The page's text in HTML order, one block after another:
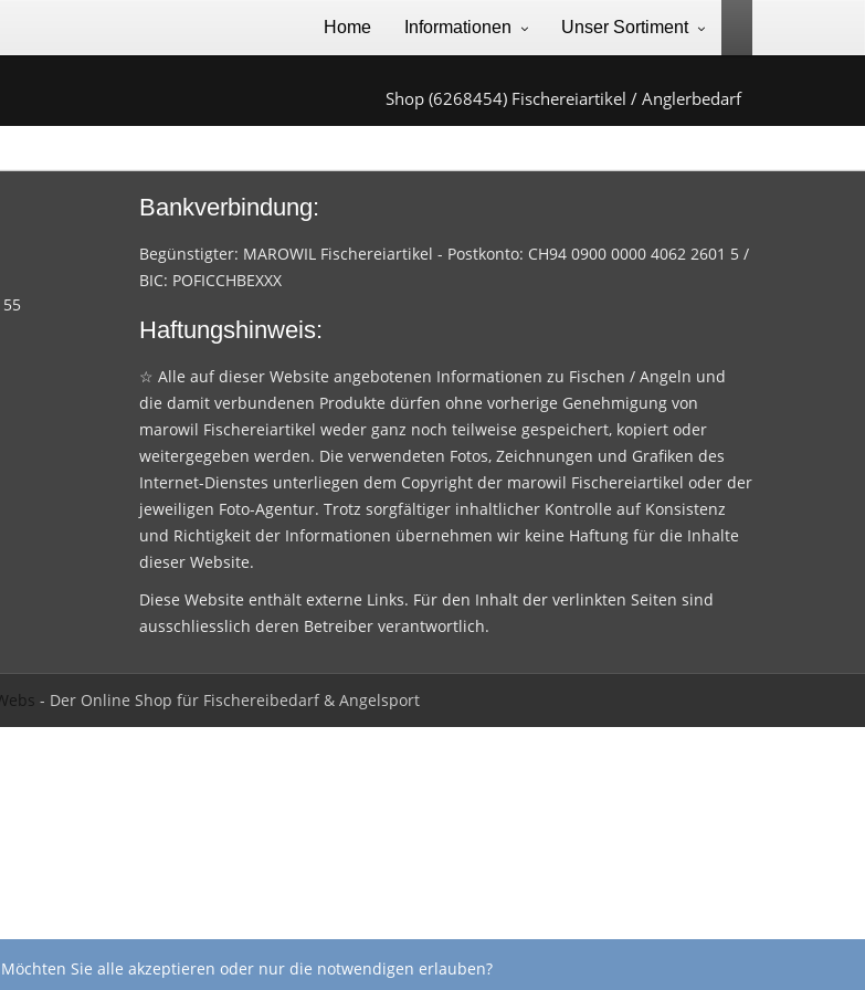
Home Informationen Unser Sortiment
Shop (6268454) Fischereiartikel / Anglerbedarf
Bankverbindung:
Begünstigter: MAROWIL Fischereiartikel - Postkonto: CH94 0900 0000 4062 2601 5 /
BIC: POFICCHBEXXX
Haftungshinweis:
☆ Alle auf dieser Website angebotenen Informationen zu Fischen / Angeln und
die damit verbundenen Produkte dürfen ohne vorherige Genehmigung von
marowil Fischereiartikel weder ganz noch teilweise gespeichert, kopiert oder
weitergegeben werden. Die verwendeten Fotos, Zeichnungen und Grafiken des
Internet-Dienstes unterliegen dem Copyright der marowil Fischereiartikel oder der
jeweiligen Foto-Agentur. Trotz sorgfältiger inhaltlicher Kontrolle auf Konsistenz
und Richtigkeit der Informationen übernehmen wir keine Haftung für die Inhalte
dieser Website.
Diese Website enthält externe Links. Für den Inhalt der verlinkten Seiten sind
ausschliesslich deren Betreiber verantwortlich.
- Der Online Shop für Fischereibedarf & Angelsport
Sie alle akzeptieren oder nur die notwendigen erlauben?